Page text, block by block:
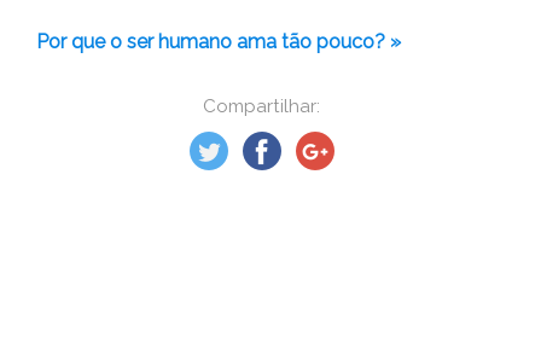
Compartilhar:
Por que o ser humano ama tão pouco? »